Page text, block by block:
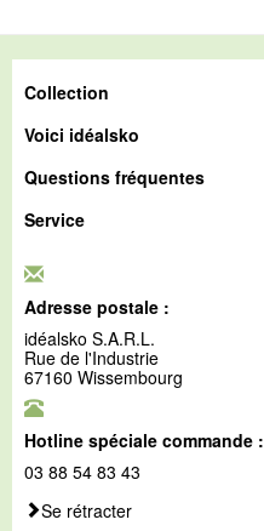
Collection
Voici idéalsko
Questions fréquentes
Service
Adresse postale :
idéalsko S.A.R.L.
Rue de l'Industrie
67160 Wissembourg
Hotline spéciale commande :
03 88 54 83 43
Se rétracter